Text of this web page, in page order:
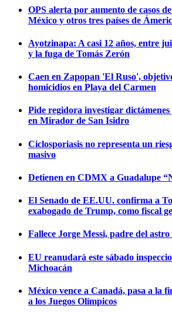
OPS alerta por aumento de casos
México y otros tres países de
Ayotzinapa: A casi 12 años, entre
y la fuga de Tomás Zerón
Caen en Zapopan 'El Ruso',
homicidios en Playa del Carmen
Pide regidora investigar dictámenes
en Mirador de San Isidro
Ciclosporiasis no representa un
masivo
Detienen en CDMX a Guadalupe
El Senado de EE.UU. confirma a
exabogado de Trump, como fiscal
Fallece Jorge Messi, padre del
EU reanudará este sábado
Michoacán
México vence a Canadá, pasa a la
a los Juegos Olímpicos